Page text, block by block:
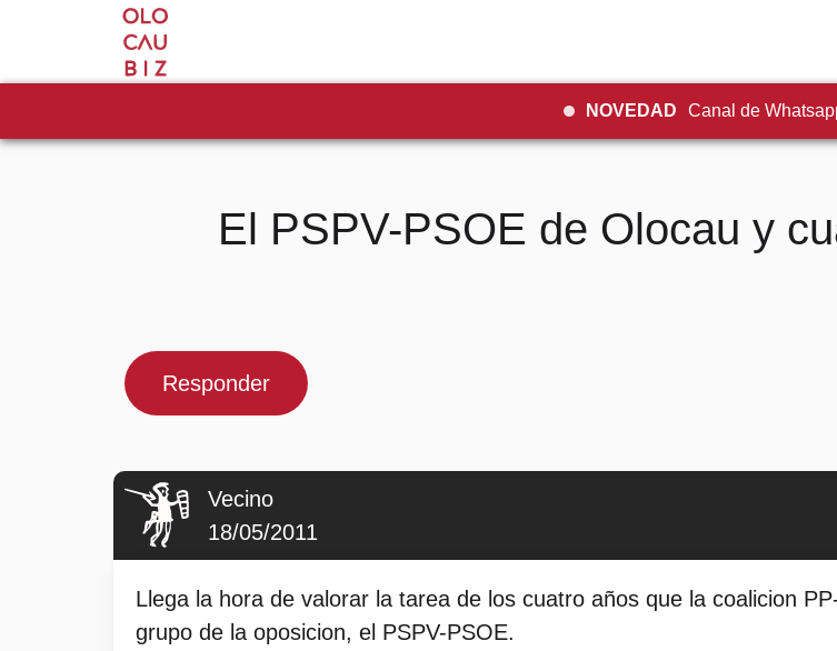
NOVEDAD Canal de
El PSPV-PSOE de Olocau y
Responder
Vecino
18/05/2011
Llega la hora de valorar la tarea de los cuatro años que la coalicion
grupo de la oposicion, el PSPV-PSOE.